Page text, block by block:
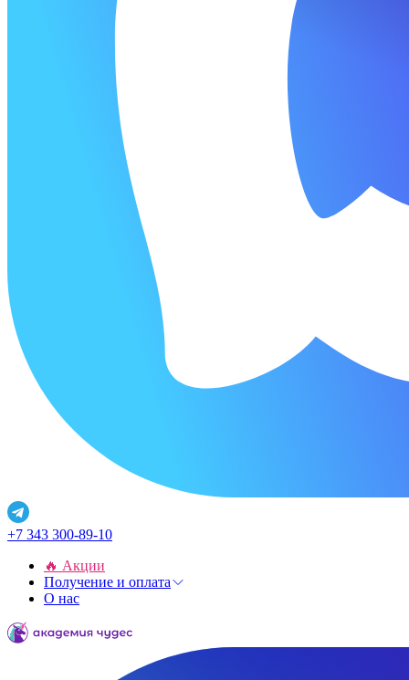
+7 343 300-89-10
🔥 Акции
Получение и оплата
О нас